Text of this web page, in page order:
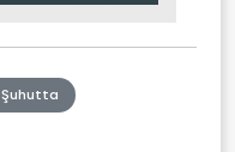
Şuhutta